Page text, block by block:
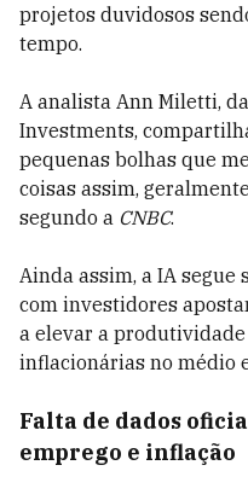
projetos duvidosos
tempo.
A analista Ann Miletti,
Investments,
pequenas bolhas que
coisas assim,
segundo a CNBC.
Ainda assim, a IA segue
com investidores
a elevar a
inflacionárias no médio
Falta de dados
emprego e inflação